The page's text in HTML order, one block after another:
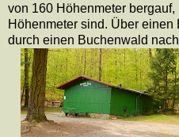
von 160 Höhenmeter
Höhenmeter sind. Über einen
durch einen Buchenwald